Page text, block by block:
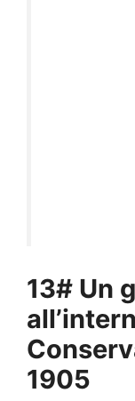
13# Un
1905